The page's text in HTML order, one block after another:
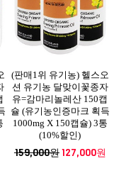
(판매1위 유기농) 헬스오
션 유기농 달맞이꽃종자
유=감마리놀레산 150캡
슐 (유기농인증마크 획득
1000mg X 150캡슐) 3통
(10%할인)
159,000원127,000원